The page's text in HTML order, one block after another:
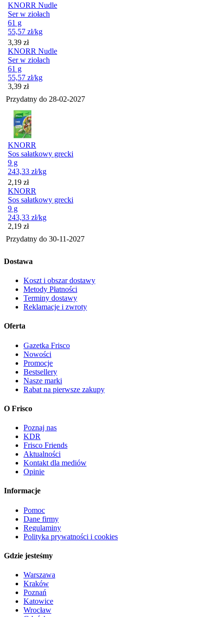
KNORR Nudle
Ser w ziołach
61 g
55,57 zł/kg
Cena
3,39 zł
KNORR Nudle
Ser w ziołach
61 g
55,57 zł/kg
Cena
3,39 zł
Przydatny do 28-02-2027
KNORR
Sos sałatkowy grecki
9 g
243,33 zł/kg
Cena
2,19 zł
KNORR
Sos sałatkowy grecki
9 g
243,33 zł/kg
Cena
2,19 zł
Przydatny do 30-11-2027
Dostawa
Koszt i obszar dostawy
Metody Płatności
Terminy dostawy
Reklamacje i zwroty
Oferta
Gazetka Frisco
Nowości
Promocje
Bestsellery
Nasze marki
Rabat na pierwsze zakupy
O Frisco
Poznaj nas
KDR
Frisco Friends
Aktualności
Kontakt dla mediów
Opinie
Informacje
Pomoc
Dane firmy
Regulaminy
Polityka prywatności i cookies
Gdzie jesteśmy
Warszawa
Kraków
Poznań
Katowice
Wrocław